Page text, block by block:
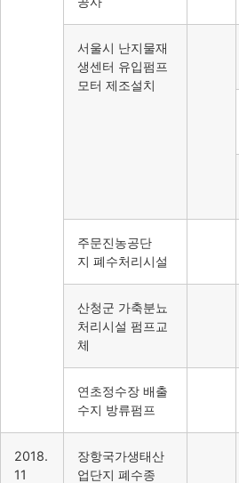
서울시 난지물재
생센터 유입펌프
모터 제조설치
주문진농공단
지 폐수처리시설
산청군 가축분뇨
처리시설 펌프교
체
연초정수장 배출
수지 방류펌프
2018.
11
장항국가생태산
업단지 폐수종